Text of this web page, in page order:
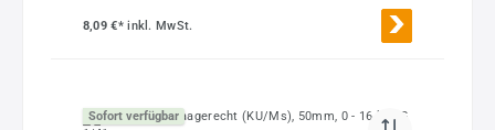
8,09 €*inkl. MwSt.
Sofort verfügbar